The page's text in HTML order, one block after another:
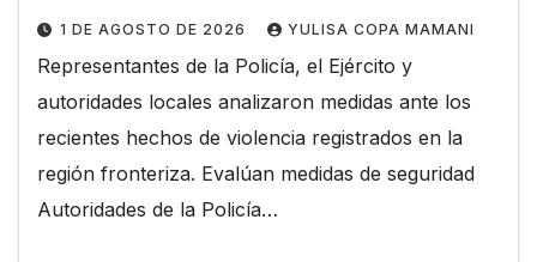
1 DE AGOSTO DE 2026 YULISA COPA MAMANI
Representantes de la Policía, el Ejército y
autoridades locales analizaron medidas ante los
recientes hechos de violencia registrados en la
región fronteriza. Evalúan medidas de seguridad
Autoridades de la Policía…